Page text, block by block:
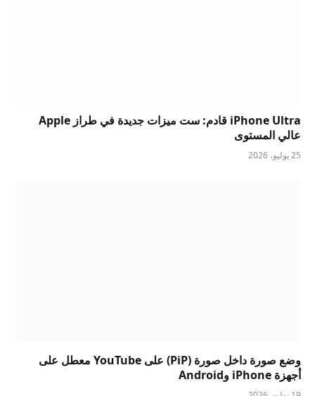
iPhone Ultra قادم: ست ميزات جديدة في طراز Apple
عالي المستوى
25 يوليو، 2026
وضع صورة داخل صورة (PiP) على YouTube معطل على
أجهزة iPhone وAndroid